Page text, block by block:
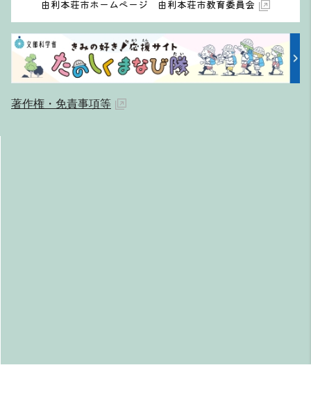
由利本荘市ホームページ 由利本荘市教育委員会
著作権・免責事項等